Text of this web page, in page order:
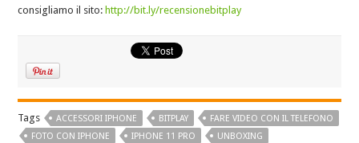
consigliamo il sito: http://bit.ly/recensionebitplay
Tags ACCESSORI IPHONE BITPLAY
FARE VIDEO CON IL TELEFONO
FOTO CON IPHONE
IPHONE 11 PRO
UNBOXING